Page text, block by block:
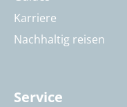
Karriere
Nachhaltig reisen
Service